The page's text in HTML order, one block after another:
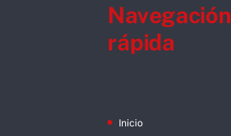
Navegación
rápida
Inicio